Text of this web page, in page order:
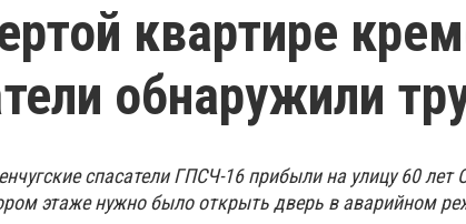
квартире
обнаружили
спасатели ГПСЧ-16 прибыли на улицу 60 лет
этаже нужно было открыть дверь в аварийном